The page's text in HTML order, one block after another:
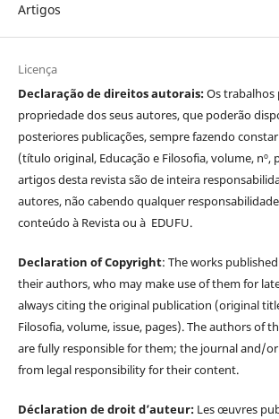
Artigos
Licença
Declaração de direitos autorais:Os trabalhos
propriedade dos seus autores, que poderão
posteriores publicações, sempre fazendo
(título original, Educação e Filosofia, volume, nº,
artigos desta revista são de inteira
autores, não cabendo qualquer
conteúdo à Revista ou à EDUFU.
Declaration of Copyright: The works
their authors, who may make use of them for
always citing the original publication (original
Filosofia, volume, issue, pages). The authors of
are fully responsible for them; the journal and/or
from legal responsibility for their content.
Déclaration de droit d’auteur: Les œuvres